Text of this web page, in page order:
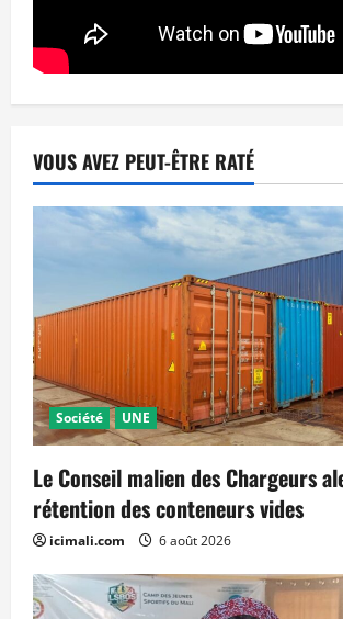
VOUS AVEZ PEUT-ÊTRE RATÉ
Société UNE
Le Conseil malien des Chargeurs
rétention des conteneurs vides
icimali.com 6 août 2026